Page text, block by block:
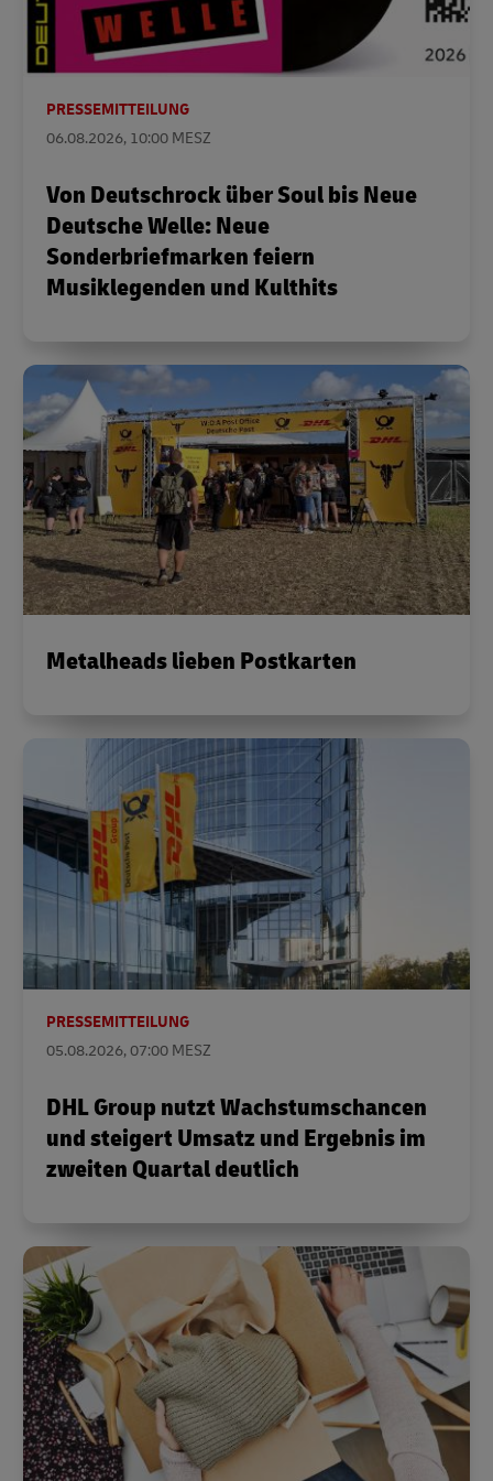
PRESSEMITTEILUNG
06.08.2026, 10:00 MESZ
Von Deutschrock über Soul bis Neue
Deutsche Welle: Neue
Sonderbriefmarken feiern
Musiklegenden und Kulthits
Metalheads lieben Postkarten
PRESSEMITTEILUNG
05.08.2026, 07:00 MESZ
DHL Group nutzt Wachstumschancen
und steigert Umsatz und Ergebnis im
zweiten Quartal deutlich